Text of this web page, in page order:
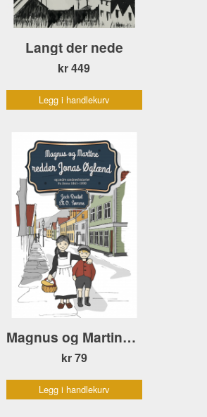
Langt der nede
kr 449
Legg i handlekurv
Magnus og Martine redder Jonas Øglænd
kr 79
Legg i handlekurv